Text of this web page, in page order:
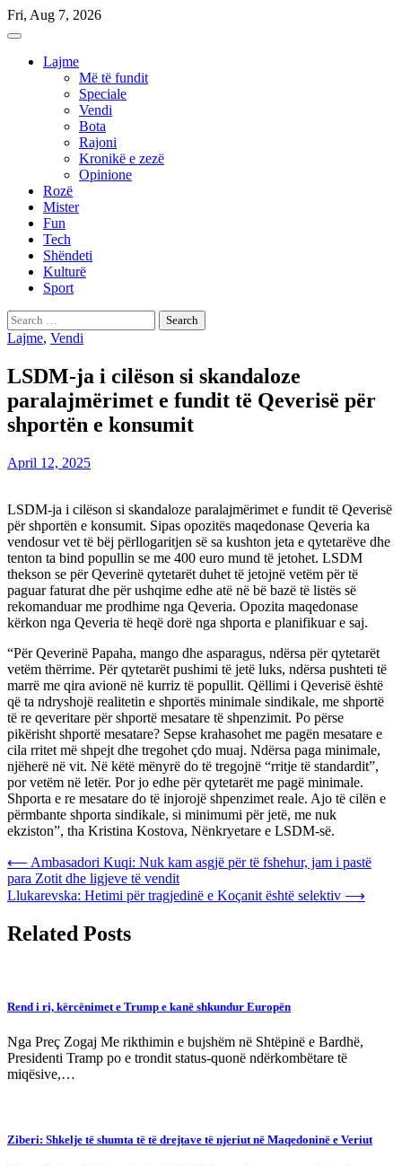
Skip
to
Fri, Aug 7, 2026
Lajme
Më të fundit
Speciale
Vendi
Bota
Rajoni
Kronikë e zezë
Opinione
Rozë
Mister
Fun
Tech
Shëndeti
Kulturë
Sport
Search
for:
Lajme, Vendi
LSDM-ja i cilëson si skandaloze
paralajmërimet e fundit të Qeverisë për
shportën e konsumit
April 12, 2025
LSDM-ja i cilëson si skandaloze paralajmërimet e fundit të Qeverisë
për shportën e konsumit. Sipas opozitës maqedonase Qeveria ka
vendosur vet të bëj përllogaritjen së sa kushton jeta e qytetarëve dhe
tenton ta bind popullin se me 400 euro mund të jetohet. LSDM
thekson se për Qeverinë qytetarët duhet të jetojnë vetëm për të
paguar faturat dhe për ushqime edhe atë në bë bazë të listës së
rekomanduar me prodhime nga Qeveria. Opozita maqedonase
kërkon nga Qeveria të heqë dorë nga shporta e planifikuar e saj.
“Për Qeverinë Papaha, mango dhe asparagus, ndërsa për qytetarët
vetëm thërrime. Për qytetarët pushimi të jetë luks, ndërsa pushteti të
marrë me qira avionë në kurriz të popullit. Qëllimi i Qeverisë është
që ta ndryshojë realitetin e shportës minimale sindikale, me shportë
të re qeveritare për shportë mesatare të shpenzimit. Po përse
pikërisht shportë mesatare? Sepse krahasohet me pagën mesatare e
cila rritet më shpejt dhe tregohet çdo muaj. Ndërsa paga minimale,
njëherë në vit. Në këtë mënyrë do të tregojnë “rritje të standardit”,
por vetëm në letër. Por jo edhe për qytetarët me pagë minimale.
Shporta e re mesatare do të injorojë shpenzimet reale. Ajo të cilën e
përmbante shporta sindikale, si minimumi për jetë, me nuk
ekziston”, tha Kristina Kostova, Nënkryetare e LSDM-së.
Post
navigation
⟵ Ambasadori Kuqi: Nuk kam asgjë për të fshehur, jam i pastë
para Zotit dhe ligjeve të vendit
Llukarevska: Hetimi për tragjedinë e Koçanit është selektiv ⟶
Related Posts
Rend i ri, kërcënimet e Trump e kanë shkundur Europën
Nga Preç Zogaj Me rikthimin e bujshëm në Shtëpinë e Bardhë,
Presidenti Tramp po e trondit status-quonë ndërkombëtare të
miqësive,…
Ziberi: Shkelje të shumta të të drejtave të njeriut në Maqedoninë e Veriut